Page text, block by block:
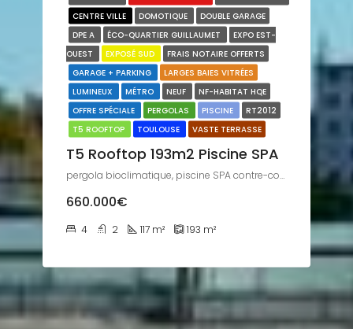
CENTRE VILLE
DOMOTIQUE
DOUBLE GARAGE
DPE A
ÉCO-QUARTIER GUILLAUMET
EXPO EST-
OUEST
EXPOSÉ SUD
FRAIS NOTAIRE OFFERTS
GARAGE + PARKING
LARGES BAIES VITRÉES
LUMINEUX
MÉTRO NEUF
NF-HABITAT HQE
OFFRE SPÉCIALE
PERGOLAS PISCINE
RT2012
T5 ROOFTOP
TOULOUSE VASTE TERRASSE
T5 Rooftop 193m2 Piscine SPA
pergola bioclimatique, piscine SPA contre-courant
660.000€
4 2 117 m² 193 m²